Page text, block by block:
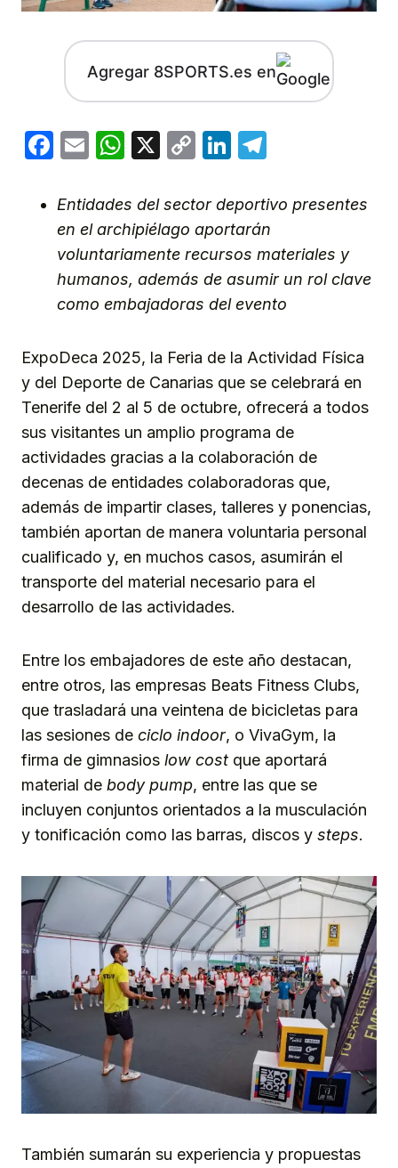
Agregar 8SPORTS.es en
Facebook
EmailWhatsApp
X
CopyLinkedIn
Entidades del sector deportivo presentes
en el archipiélago aportarán
voluntariamente recursos materiales y
humanos, además de asumir un rol clave
como embajadoras del evento
ExpoDeca 2025, la Feria de la Actividad Física
y del Deporte de Canarias que se celebrará en
Tenerife del 2 al 5 de octubre, ofrecerá a todos
sus visitantes un amplio programa de
actividades gracias a la colaboración de
decenas de entidades colaboradoras que,
además de impartir clases, talleres y ponencias,
también aportan de manera voluntaria personal
cualificado y, en muchos casos, asumirán el
transporte del material necesario para el
desarrollo de las actividades.
Entre los embajadores de este año destacan,
entre otros, las empresas Beats Fitness Clubs,
que trasladará una veintena de bicicletas para
las sesiones de ciclo indoor, o VivaGym, la
firma de gimnasios low cost que aportará
material de body pump, entre las que se
incluyen conjuntos orientados a la musculación
y tonificación como las barras, discos y steps.
También sumarán su experiencia y propuestas